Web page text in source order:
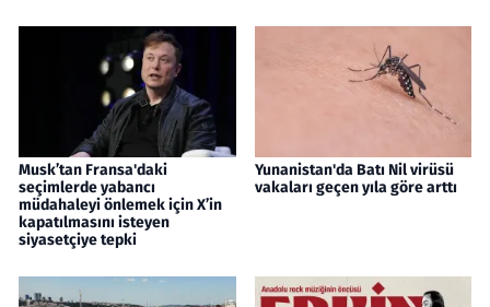
Musk’tan Fransa'daki
seçimlerde yabancı
müdahaleyi önlemek için X’in
kapatılmasını isteyen
siyasetçiye tepki
Yunanistan'da Batı Nil virüsü
vakaları geçen yıla göre arttı